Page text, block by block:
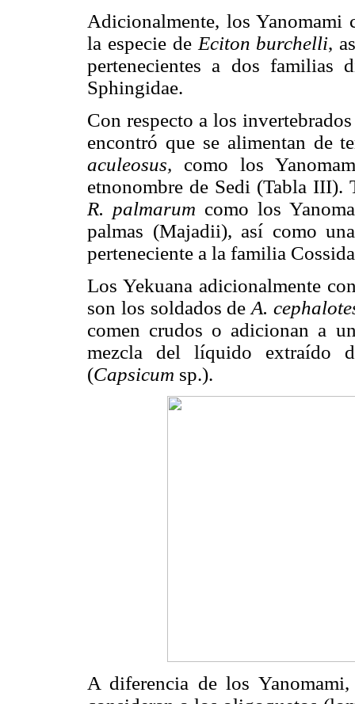
Adicionalmente, los Yanomami
la especie de Eciton burchelli,
pertenecientes a dos familias
Sphingidae.
Con respecto a los
encontró que se alimentan de
aculeosus, como los
etnonombre de Sedi (Tabla III).
R. palmarum como los
palmas (Majadii), así como
perteneciente a la familia
Los Yekuana adicionalmente
son los soldados deA.
comen crudos o adicionan a
mezcla del líquido extraído
(Capsicum sp.).
A diferencia de los